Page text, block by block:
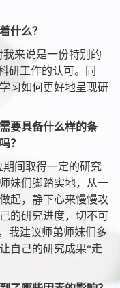
什么？
来说是一份特别的
研工作的认可。同
习如何更好地呈现研
要具备什么样的条
？
间取得一定的研究
妹们脚踏实地，从一
起，静下心来慢慢攻
的研究进度，切不可
我建议师弟师妹们多
自己的研究成果“走